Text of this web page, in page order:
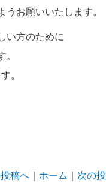
うお願いいたします。
い方のために
。
。
稿へ ホーム 次の